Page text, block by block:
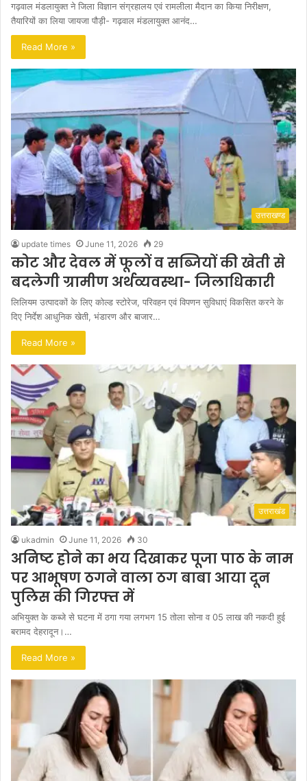
गढ़वाल मंडलायुक्त ने जिला विज्ञान संग्रहालय एवं रामलीला मैदान का किया निरीक्षण,
तैयारियों का लिया जायजा पौड़ी- गढ़वाल मंडलायुक्त आनंद…
Read More »
उत्तराखण्ड
update times June 11, 2026 29
कोट और देवल में फूलों व सब्जियों की खेती से
बदलेगी ग्रामीण अर्थव्यवस्था- जिलाधिकारी
लिलियम उत्पादकों के लिए कोल्ड स्टोरेज, परिवहन एवं विपणन सुविधाएं विकसित करने के
दिए निर्देश आधुनिक खेती, भंडारण और बाजार…
Read More »
उत्तराखंड
ukadmin June 11, 2026 30
अनिष्ट होने का भय दिखाकर पूजा पाठ के नाम
पर आभूषण ठगने वाला ठग बाबा आया दून
पुलिस की गिरफ्त में
अभियुक्त के कब्जे से घटना में ठगा गया लगभग 15 तोला सोना व 05 लाख की नकदी हुई
बरामद देहरादून।…
Read More »